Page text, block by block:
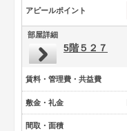
アピールポイント
部屋詳細
5階５２７
賃料・管理費・共益費
敷金・礼金
間取・面積